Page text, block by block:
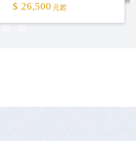
秋高氣爽
$ 26,500 元起